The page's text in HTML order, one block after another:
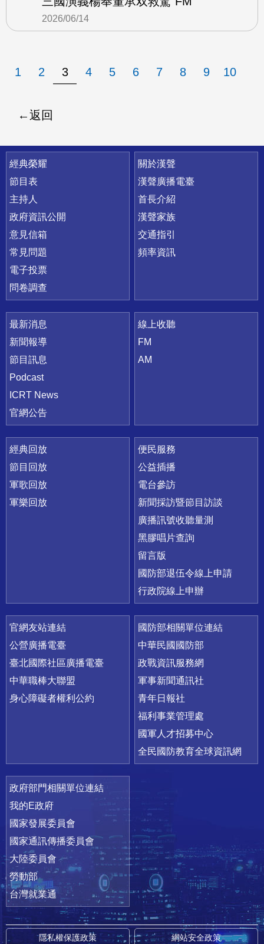
2026/06/14
1 2 3 4 5 6 7 8 9 10
返回
快速連結
經典榮耀
節目表
主持人
政府資訊公開
意見信箱
常見問題
電子投票
問卷調查
關於漢聲
漢聲廣播電臺
首長介紹
漢聲家族
交通指引
頻率資訊
最新消息
新聞報導
節目訊息
Podcast
ICRT News
官網公告
線上收聽
FM
AM
經典回放
節目回放
軍歌回放
軍樂回放
便民服務
公益插播
電台參訪
新聞採訪暨節目訪談
廣播訊號收聽量測
黑膠唱片查詢
留言版
國防部退伍令線上申請
行政院線上申辦
官網友站連結
公營廣播電臺
臺北國際社區廣播電臺
中華職棒大聯盟
身心障礙者權利公約
國防部相關單位連結
中華民國國防部
政戰資訊服務網
軍事新聞通訊社
青年日報社
福利事業管理處
國軍人才招募中心
全民國防教育全球資訊網
政府部門相關單位連結
我的E政府
國家發展委員會
國家通訊傳播委員會
大陸委員會
勞動部
台灣就業通
隱私權保護政策 網站安全政策